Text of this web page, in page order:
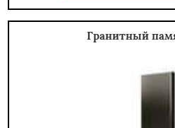
Гранитный